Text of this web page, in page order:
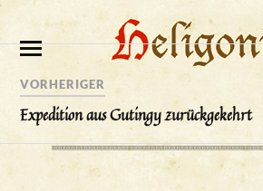
VORHERIGER
Expedition aus Gutingy zurückgekehrt